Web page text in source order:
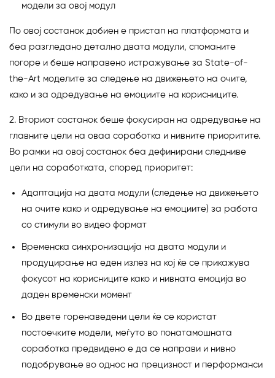
модели за овој модул
По овој состанок добиен е пристап на платформата и
беа разгледано детално двата модули, споманите
погоре и беше направено истражување за State-of-
the-Art моделите за следење на движењето на очите,
како и за одредување на емоциите на корисниците.
2. Вториот состанок беше фокусиран на одредување на
главните цели на оваа соработка и нивните приоритите.
Во рамки на овој состанок беа дефинирани следниве
цели на соработката, според приоритет:
Адаптација на двата модули (следење на движењето
на очите како и одредување на емоциите) за работа
со стимули во видео формат
Временска синхронизација на двата модули и
продуцирање на еден излез на кој ќе се прикажува
фокусот на корисниците како и нивната емоција во
даден временски момент
Во двете горенаведени цели ќе се користат
постоечките модели, меѓуто во понатамошната
соработка предвидено е да се направи и нивно
подобрување во однос на прецизност и перформанси